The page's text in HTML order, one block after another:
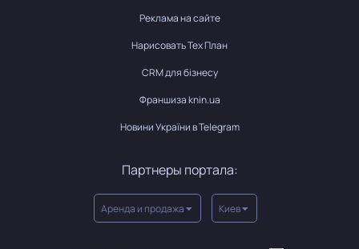
Реклама на сайте
Нарисовать Тех План
CRM для бізнесу
Франшиза knin.ua
Новини України в Telegram
Партнеры портала:
Аренда и продажа Киев